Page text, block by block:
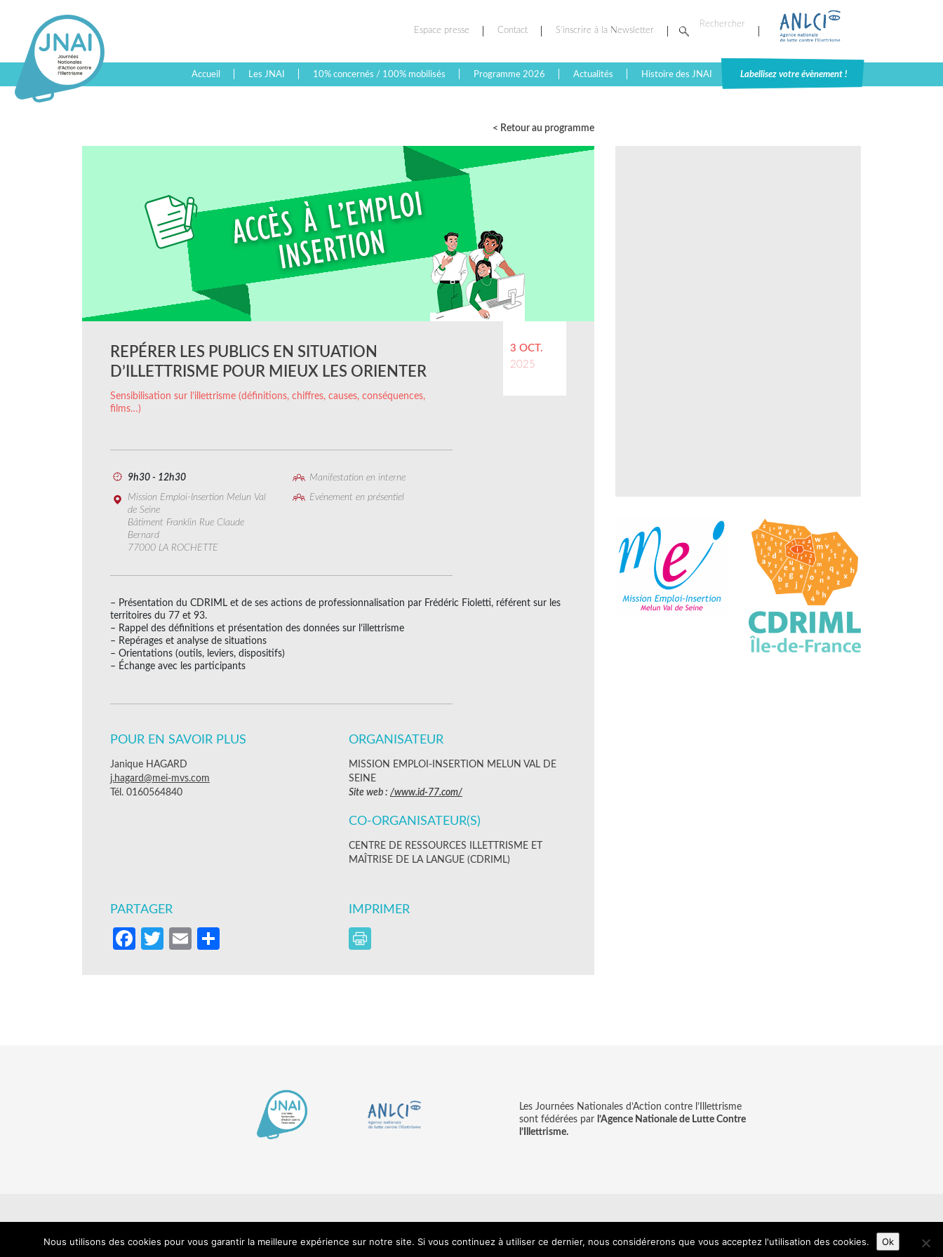
Espace presse Contact S’inscrire à la Newsletter
Accueil Les JNAI 10% concernés / 100% mobilisés Programme 2026 Actualités Histoire des JNAI Labellisez votre évènement !
< Retour au programme
3 OCT.
2025
REPÉRER LES PUBLICS EN SITUATION
D’ILLETTRISME POUR MIEUX LES ORIENTER
Sensibilisation sur l’illettrisme (définitions, chiffres, causes, conséquences,
films…)
9h30 - 12h30
Manifestation en interne
Mission Emploi-Insertion Melun Val
de Seine
Bâtiment Franklin Rue Claude
Bernard
77000 LA ROCHETTE
Evénement en présentiel
– Présentation du CDRIML et de ses actions de professionnalisation par Frédéric Fioletti, référent sur les
territoires du 77 et 93.
– Rappel des définitions et présentation des données sur l’illettrisme
– Repérages et analyse de situations
– Orientations (outils, leviers, dispositifs)
– Échange avec les participants
POUR EN SAVOIR PLUS
Janique HAGARD
j.hagard@mei-mvs.com
Tél. 0160564840
ORGANISATEUR
MISSION EMPLOI-INSERTION MELUN VAL DE
SEINE
Site web : /www.id-77.com/
CO-ORGANISATEUR(S)
CENTRE DE RESSOURCES ILLETTRISME ET
MAÎTRISE DE LA LANGUE (CDRIML)
PARTAGER
Facebook
Twitter
Email
IMPRIMER
Les Journées Nationales d’Action contre l’Illettrisme
sont fédérées par l’Agence Nationale de Lutte Contre
l’Illettrisme.
Nous utilisons des cookies pour vous garantir la meilleure expérience sur notre site. Si vous continuez à utiliser ce dernier, nous considérerons que vous acceptez l'utilisation des cookies. Ok